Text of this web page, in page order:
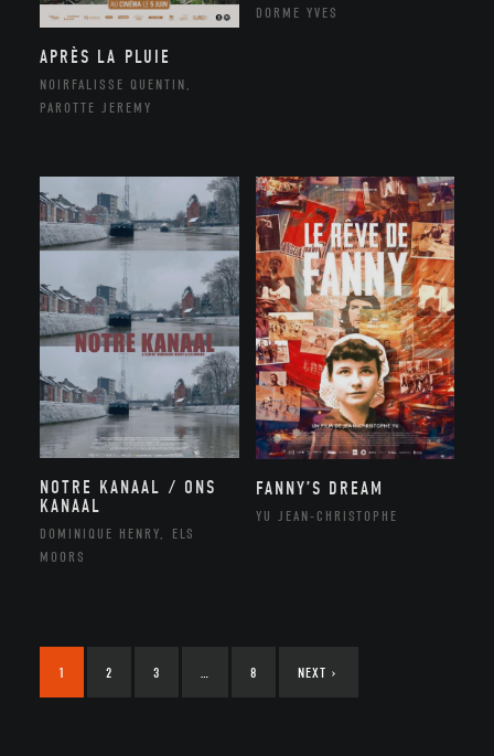
APRÈS LA PLUIE
NOIRFALISSE QUENTIN,
PAROTTE JEREMY
DORME YVES
NOTRE KANAAL / ONS
KANAAL
DOMINIQUE HENRY, ELS
MOORS
FANNY’S DREAM
YU JEAN-CHRISTOPHE
1 2 3 8 NEXT ›